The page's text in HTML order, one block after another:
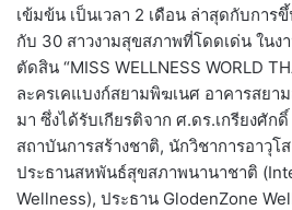
เข้มข้น เป็นเวลา 2 เดือน ล่าสุดกับกา
กับ 30 สาวงามสุขสภาพที่โดดเด่น ในง
ตัดสิน “MISS WELLNESS WORLD
ละครเคแบงก์สยามพิฆเนศ อาคารสยา
มา ซึ่งได้รับเกียรติจาก ศ.ดร.เกรียงศัก
สถาบันการสร้างชาติ, นักวิชาการอาวุโ
ประธานสหพันธ์สุขสภาพนานาชาติ
Wellness), ประธาน GlodenZone